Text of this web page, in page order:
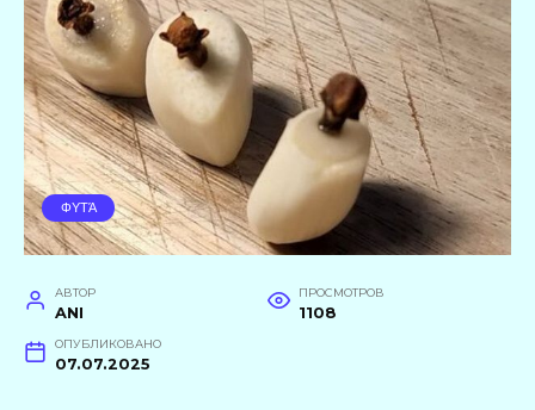
ΦΥΤΆ
АВТОР
ANI
ПРОСМОТРОВ
1108
ОПУБЛИКОВАНО
07.07.2025